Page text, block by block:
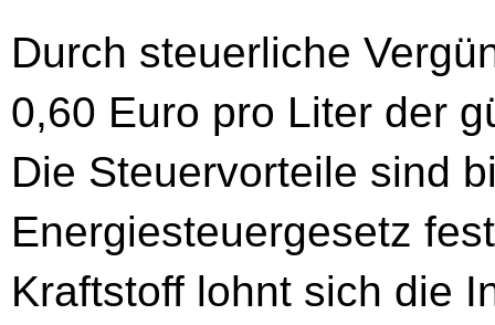
Durch steuerliche
0,60 Euro pro Liter der
Die Steuervorteile sind
Energiesteuergesetz
Kraftstoff lohnt sich die